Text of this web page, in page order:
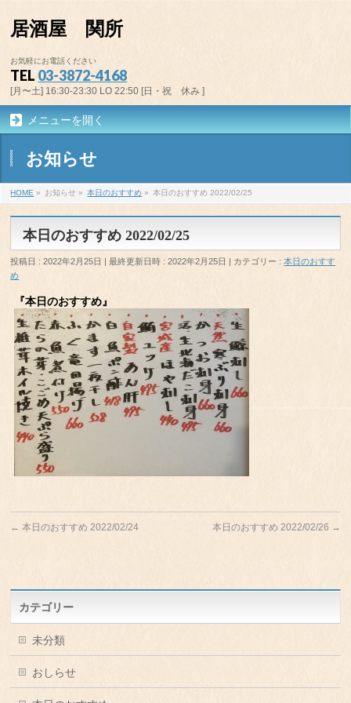
居酒屋 関所
お気軽にお電話ください
TEL 03-3872-4168
[月〜土] 16:30-23:30 LO 22:50 [日・祝 休み ]
メニューを開く
お知らせ
HOME » お知らせ » 本日のおすすめ » 本日のおすすめ 2022/02/25
本日のおすすめ 2022/02/25
投稿日 : 2022年2月25日 最終更新日時 : 2022年2月25日 カテゴリー :本日のおすす
め
『本日のおすすめ』
← 本日のおすすめ 2022/02/24 本日のおすすめ 2022/02/26 →
カテゴリー
未分類
おしらせ